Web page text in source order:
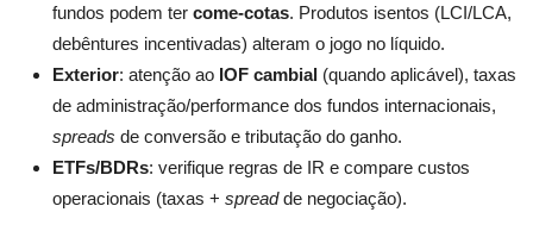
fundos podem ter come-cotas. Produtos isentos (LCI/LCA,
debêntures incentivadas) alteram o jogo no líquido.
Exterior: atenção ao IOF cambial (quando aplicável), taxas
de administração/performance dos fundos internacionais,
spreads de conversão e tributação do ganho.
ETFs/BDRs: verifique regras de IR e compare custos
operacionais (taxas + spreadde negociação).